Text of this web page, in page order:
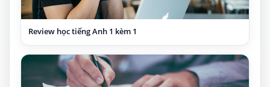
Review học tiếng Anh 1 kèm 1